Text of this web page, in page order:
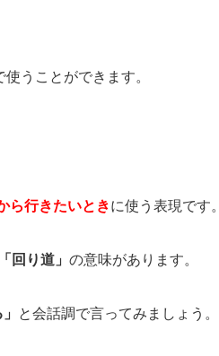
うことができます。
ら行きたいときに使う表現です。
「回り道」 の意味があります。
と会話調で言ってみましょう。